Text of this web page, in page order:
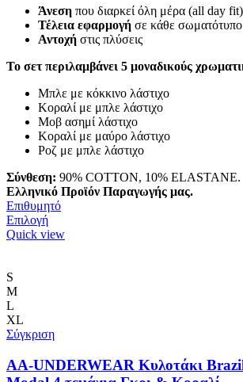
Άνεση που διαρκεί όλη μέρα (all day fit)
Τέλεια εφαρμογή σε κάθε σωματότυπο
Αντοχή στις πλύσεις
Το σετ περιλαμβάνει 5 μοναδικούς
Μπλε με κόκκινο λάστιχο
Κοραλί με μπλε λάστιχο
Μοβ ασημί λάστιχο
Κοραλί με μαύρο λάστιχο
Ροζ με μπλε λάστιχο
Σύνθεση: 90% COTTON, 10% ELASTANE.
Ελληνικό Προϊόν Παραγωγής μας.
Επιθυμητό
ΕπιλογήΑυτό
το
μπορούν
επιλεγούν
στη
Quick view
S
M
L
XL
Σύγκριση
AA-UNDERWEAR Κυλοτάκι